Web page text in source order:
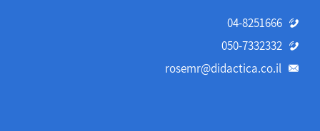
04-8251666
050-7332332
rosemr@didactica.co.il